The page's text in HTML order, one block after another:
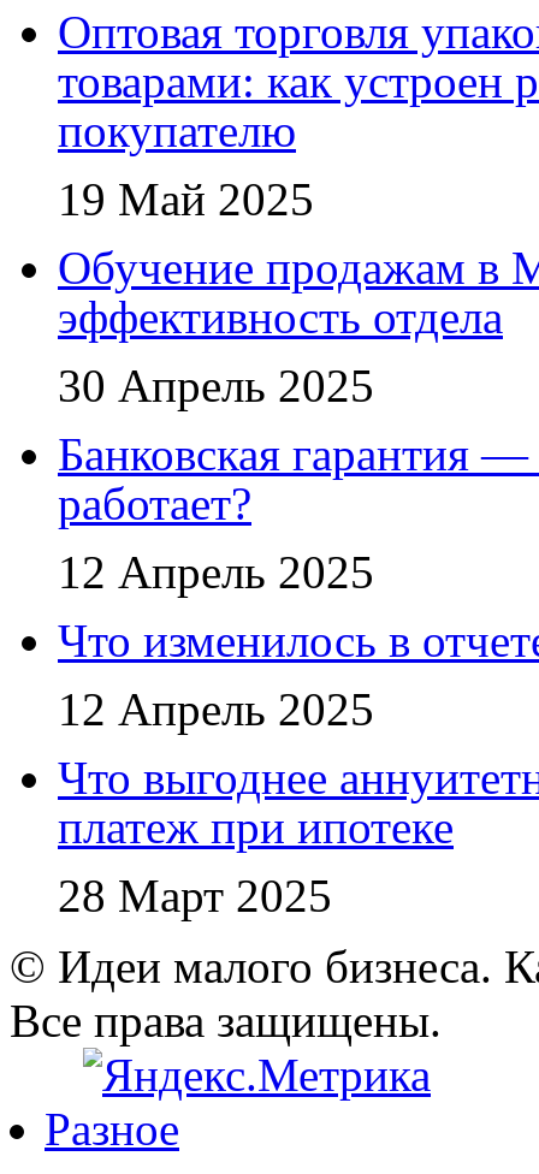
Оптовая торговля
товарами: как устроен
покупателю
19 Май 2025
Обучение продажам в
эффективность отдела
30 Апрель 2025
Банковская гарантия
работает?
12 Апрель 2025
Что изменилось в
12 Апрель 2025
Что выгоднее
платеж при ипотеке
28 Март 2025
© Идеи малого бизнеса.
Все права защищены.
Разное